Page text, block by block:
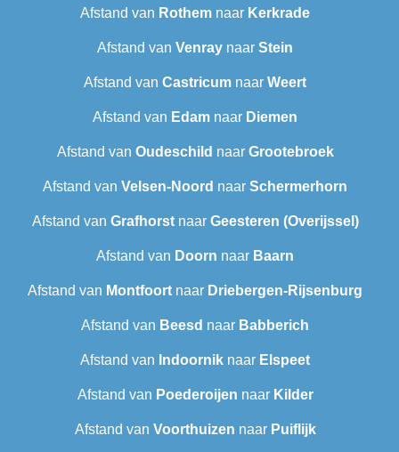
Afstand van Rothem naar Kerkrade
Afstand van Venray naar Stein
Afstand van Castricum naar Weert
Afstand van Edam naar Diemen
Afstand van Oudeschild naar Grootebroek
Afstand van Velsen-Noord naar Schermerhorn
Afstand van Grafhorstnaar Geesteren (Overijssel)
Afstand van Doorn naar Baarn
Afstand van Montfoort naar Driebergen-Rijsenburg
Afstand van Beesd naar Babberich
Afstand van Indoornik naar Elspeet
Afstand van Poederoijen naar Kilder
Afstand van Voorthuizen naar Puiflijk